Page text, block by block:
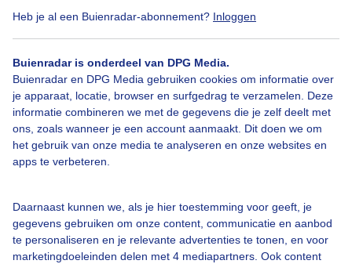
Heb je al een Buienradar-abonnement? Inloggen
Buienradar is onderdeel van DPG Media.
Buienradar en DPG Media gebruiken cookies om informatie over
je apparaat, locatie, browser en surfgedrag te verzamelen. Deze
informatie combineren we met de gegevens die je zelf deelt met
ons, zoals wanneer je een account aanmaakt. Dit doen we om
het gebruik van onze media te analyseren en onze websites en
apps te verbeteren.
Daarnaast kunnen we, als je hier toestemming voor geeft, je
gegevens gebruiken om onze content, communicatie en aanbod
te personaliseren en je relevante advertenties te tonen, en voor
marketingdoeleinden delen met 4 mediapartners. Ook content
Bekijk de kaart
Zonkracht (UV)